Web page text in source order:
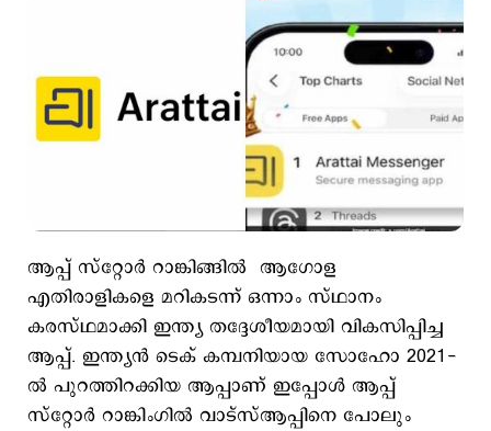
ആപ്പ് സ്റ്റോർ റാങ്കിങ്ങില്‍ ആഗോള
എതിരാളികളെ മറികടന്ന് ഒന്നാം സ്ഥാനം
കരസ്ഥമാക്കി ഇന്ത്യ തദ്ദേശീയമായി വികസിപ്പിച്ച
ആപ്പ്. ഇന്ത്യൻ ടെക് കമ്പനിയായ സോഹോ 2021-
ൽ പുറത്തിറക്കിയ ആപ്പാണ് ഇപ്പോൾ ആപ്പ്
സ്റ്റോർ റാങ്കിംഗിൽ വാട്‌സ്ആപ്പിനെ പോലും